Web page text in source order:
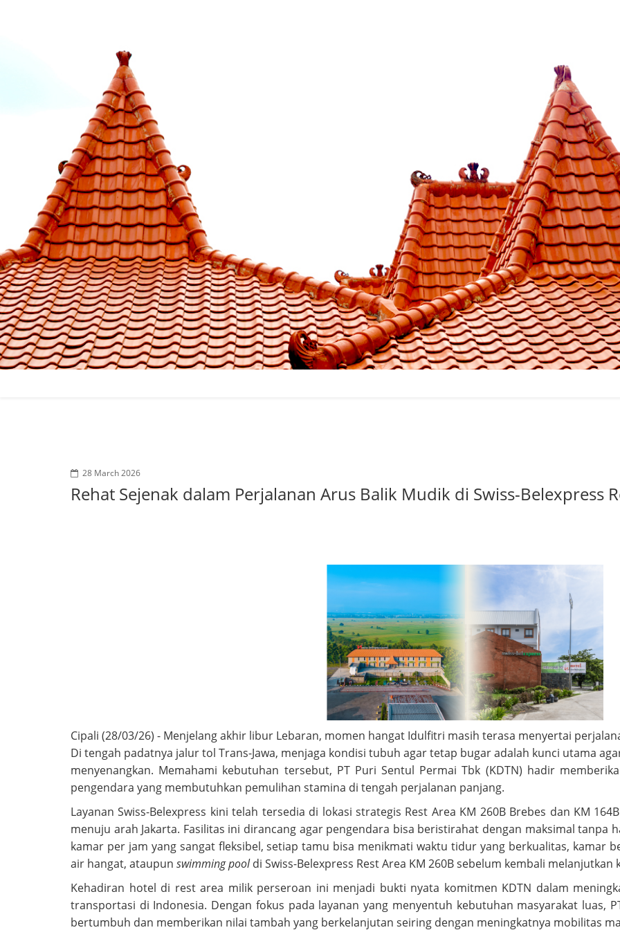
28 March 2026
Rehat Sejenak dalam Perjalanan Arus Balik Mudik di Swiss-Belexpress
Cipali (28/03/26) - Menjelang akhir libur Lebaran, momen hangat Idulfitri masih terasa menyertai
Di tengah padatnya jalur tol Trans-Jawa, menjaga kondisi tubuh agar tetap bugar adalah kunci utama
menyenangkan. Memahami kebutuhan tersebut, PT Puri Sentul Permai Tbk (KDTN) hadir
pengendara yang membutuhkan pemulihan stamina di tengah perjalanan panjang.
Layanan Swiss-Belexpress kini telah tersedia di lokasi strategis Rest Area KM 260B Brebes dan KM
menuju arah Jakarta. Fasilitas ini dirancang agar pengendara bisa beristirahat dengan maksimal tanpa
kamar per jam yang sangat fleksibel, setiap tamu bisa menikmati waktu tidur yang berkualitas, kamar
air hangat, ataupun swimming pooldi Swiss-Belexpress Rest Area KM 260B sebelum kembali
Kehadiran hotel di rest area milik perseroan ini menjadi bukti nyata komitmen KDTN dalam
transportasi di Indonesia. Dengan fokus pada layanan yang menyentuh kebutuhan masyarakat luas,
bertumbuh dan memberikan nilai tambah yang berkelanjutan seiring dengan meningkatnya mobilitas